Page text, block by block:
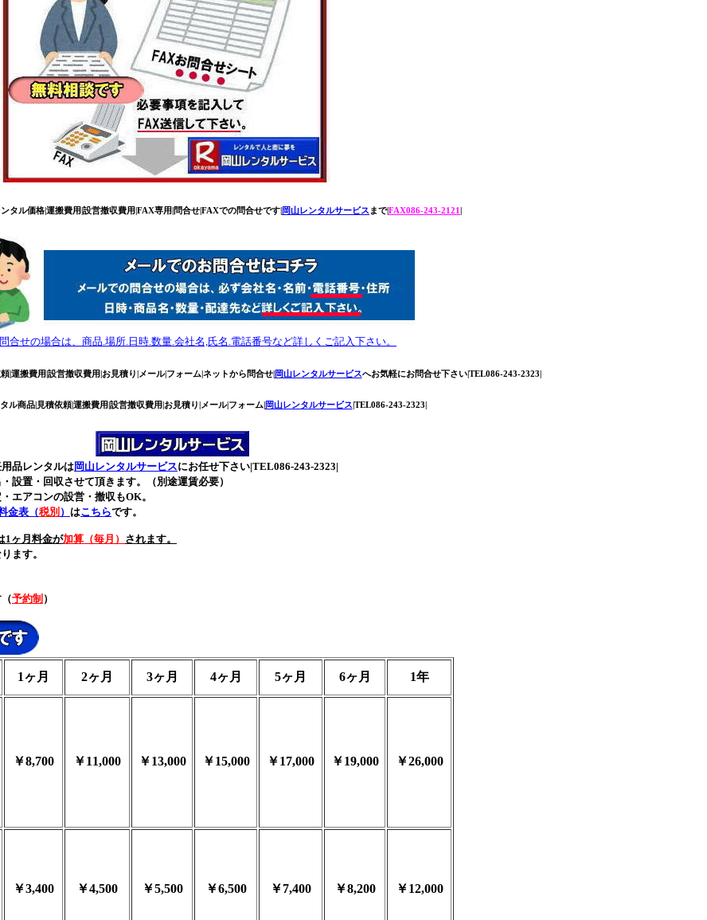
タル価格|運搬費用|設営撤収費用|FAX専用|問合せ|FAXでの問合せです|岡山レンタルサービス まで|FAX086-243-2121|
合せの場合は、商品.場所.日時.数量.会社名,氏名.電話番号など詳しくご記入下さい。
|運搬費用|設営撤収費用|お見積り|メール|フォーム|ネットから問合せ|岡山レンタルサービスへお気軽にお問合せ下さい|TEL086-243-2323|
ル商品|見積依頼|運搬費用|設営撤収費用|お見積り|メール|フォーム|岡山レンタルサービス|TEL086-243-2323|
品レンタルは岡山レンタルサービスにお任せ下さい|TEL086-243-2323|
設置・回収させて頂きます。（別途運賃必要）
エアコンの設営・撤収もOK。
金表（税別 ） はこちらです。
1ヶ月料金が加算（毎月） されます。
ます。
予約制 ）
1ヶ月 2ヶ月 3ヶ月 4ヶ月 5ヶ月 6ヶ月 1年
￥8,700 ￥11,000 ￥13,000 ￥15,000 ￥17,000 ￥19,000 ￥26,000
￥3,400 ￥4,500 ￥5,500 ￥6,500 ￥7,400 ￥8,200 ￥12,000